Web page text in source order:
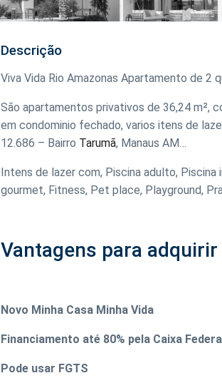
Descrição
Viva Vida Rio Amazonas Apartamento de 2
São apartamentos privativos de 36,24 m²,
em condominio fechado, varios itens de
12.686 – Bairro Tarumã, Manaus AM…
Intens de lazer com, Piscina adulto, Piscina
gourmet, Fitness, Pet place, Playground,
Vantagens para
Novo Minha Casa Minha Vida
Financiamento até 80% pela Caixa
Pode usar FGTS